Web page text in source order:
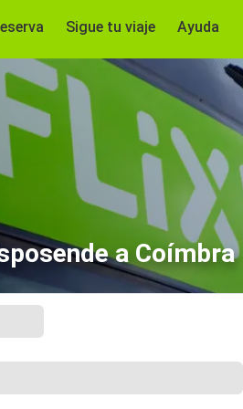
Sigue tu viaje Ayuda
a Coímbra